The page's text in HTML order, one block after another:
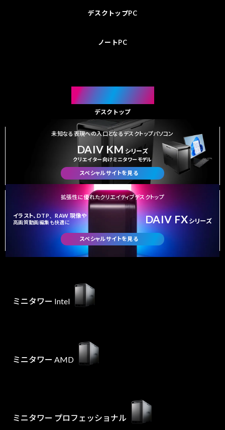
デスクトップPC
ノートPC
DESKTOP
デスクトップ
未知なる表現への入口となるデスクトップパソコン
DAIV KM シリーズ
クリエイター向けミニタワーモデル
スペシャルサイトを見る
拡張性に優れたクリエイティブデスクトップ
イラスト、 DTP、RAW 現像や
高画質動画編集も快適に DAIV FXシリーズ
スペシャルサイトを見る
ミニタワー Intel
ミニタワー AMD
ミニタワー プロフェッショナル